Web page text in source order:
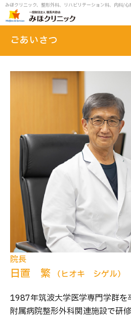
みほクリニック、整形外科、リハビリテーション科、内科/
ごあいさつ
院長
日置 繁 （ヒオキ シゲル）
1987年筑波大学医学専門学群を
附属病院整形外科関連施設で研